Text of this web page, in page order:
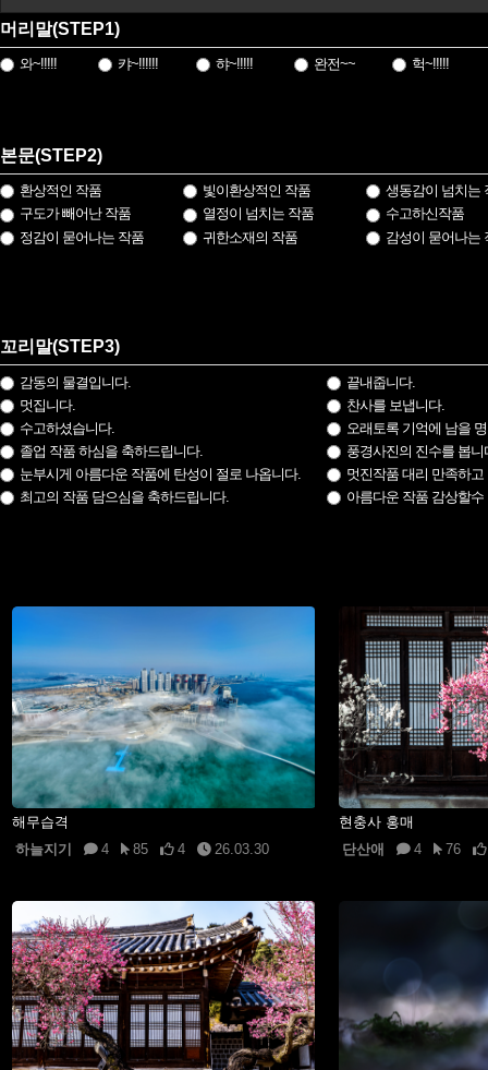
머리말(STEP1)
와~!!!!! 캬~!!!!!! 햐~!!!!! 완전~~ 헉~!!!!!
본문(STEP2)
환상적인 작품 빛이환상적인 작품
생동감이 넘치는
구도가 빼어난 작품
열정이 넘치는 작품
수고하신작품
정감이 묻어나는 작품
귀한소재의 작품 감성이 묻어나는
꼬리말(STEP3)
감동의 물결입니다.
끝내줍니다.
멋집니다.
찬사를 보냅니다.
수고하셨습니다.
오래토록 기억에 남을
졸업 작품 하심을 축하드립니다.
풍경사진의 진수를 봅니
눈부시게 아름다운 작품에 탄성이 절로 나옵니다.
멋진작품 대리 만족하고
최고의 작품 담으심을 축하드립니다.
아름다운 작품 감상할
해무습격
하늘지기
4 85 4 26.03.30
현충사 홍매
단산애
4 76